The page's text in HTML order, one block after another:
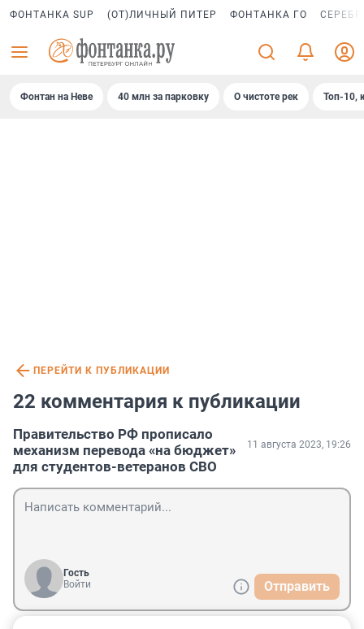
ФОНТАНКА SUP (ОТ)ЛИЧНЫЙ ПИТЕР ФОНТАНКА ГО
Фонтан на Неве 40 млн за парковку О чистоте рек Топ-10,
ПЕРЕЙТИ К ПУБЛИКАЦИИ
22 комментария к публикации
Правительство РФ прописало
механизм перевода «на бюджет»
для студентов-ветеранов СВО
11 августа 2023, 19:26
Гость
Войти
Отправить